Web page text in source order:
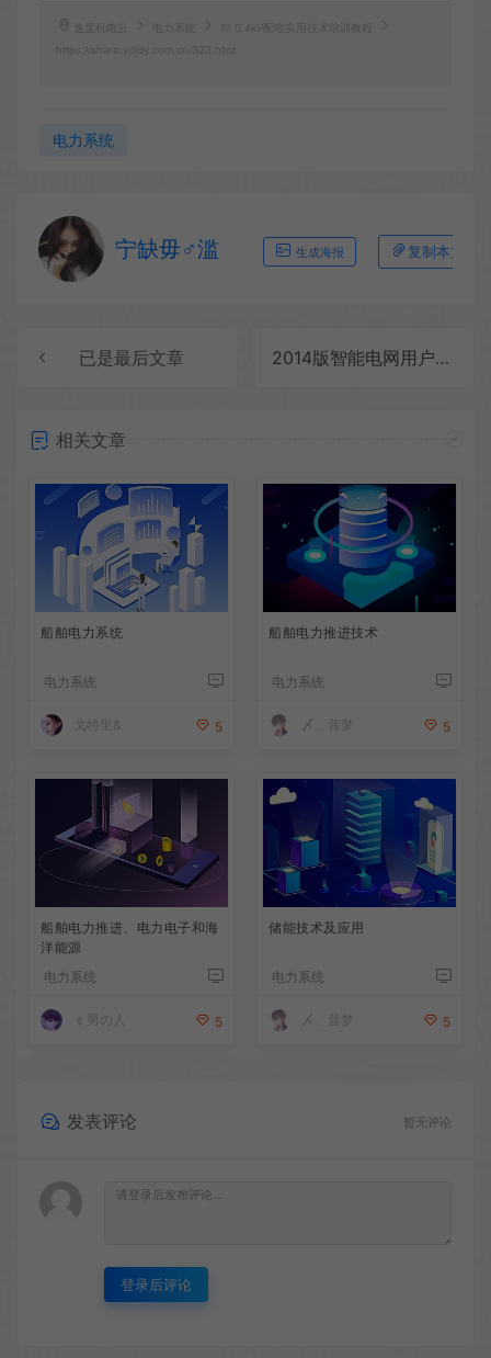
逸度机电云 电力系统
10 0.4kV配电实用技术培训教程
https://share.ydjdy.com.cn/323.html
电力系统
宁缺毋♂滥 生成海报 复制本文链
已是最后文章 2014版智能电网用户端系统解决方案汇编
相关文章
船舶电力系统
电力系统
戈特里& 5
船舶电力推进技术
电力系统
〆、昔梦 5
船舶电力推进、电力电子和海
洋能源
电力系统
￠男の人 5
储能技术及应用
电力系统
〆、昔梦 5
发表评论 暂无评论
登录后评论